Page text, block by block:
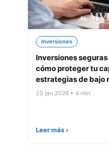
Inversiones
Inversiones
cómo proteger tu
estrategias de bajo
23 jan 2026 • 4 min
Leer más ›